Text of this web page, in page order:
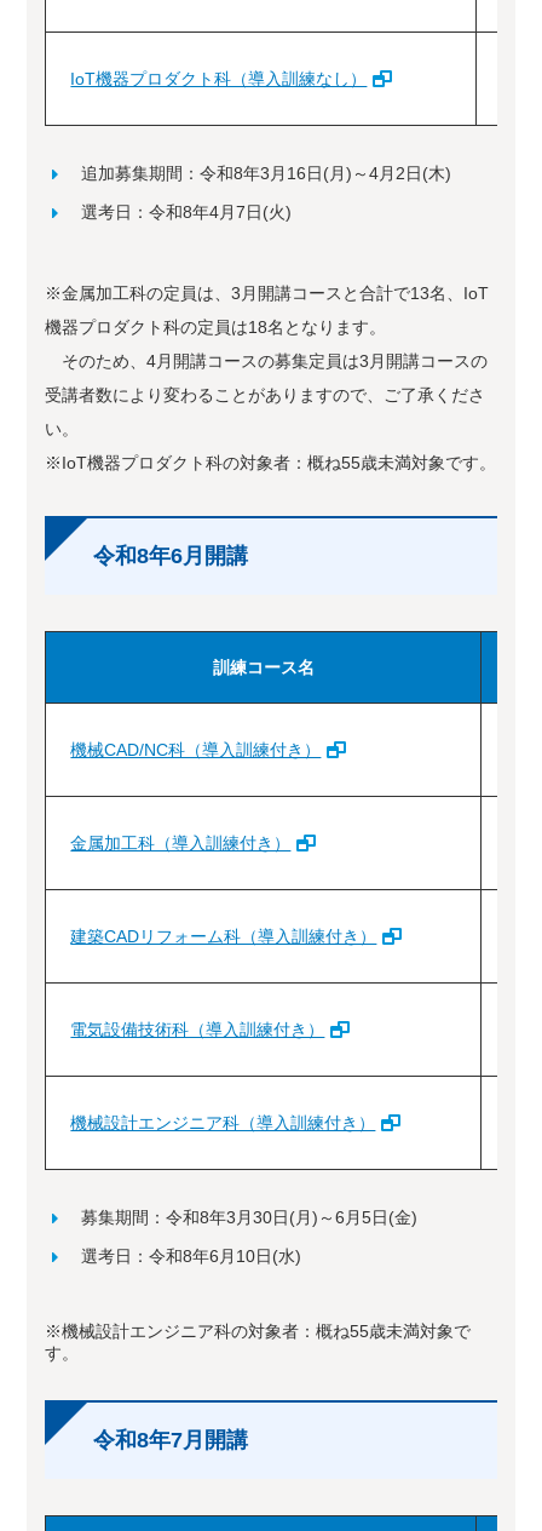
IoT機器プロダクト科（導入訓練なし）
追加募集期間：令和8年3月16日(月)～4月2日(木)
選考日：令和8年4月7日(火)
※金属加工科の定員は、3月開講コースと合計で13名、IoT
機器プロダクト科の定員は18名となります。
そのため、4月開講コースの募集定員は3月開講コースの
受講者数により変わることがありますので、ご了承くださ
い。
※IoT機器プロダクト科の対象者：概ね55歳未満対象です。
令和8年6月開講
訓練コース名
機械CAD/NC科（導入訓練付き）
金属加工科（導入訓練付き）
建築CADリフォーム科（導入訓練付き）
電気設備技術科（導入訓練付き）
機械設計エンジニア科（導入訓練付き）
募集期間：令和8年3月30日(月)～6月5日(金)
選考日：令和8年6月10日(水)
※機械設計エンジニア科の対象者：概ね55歳未満対象で
す。
令和8年7月開講